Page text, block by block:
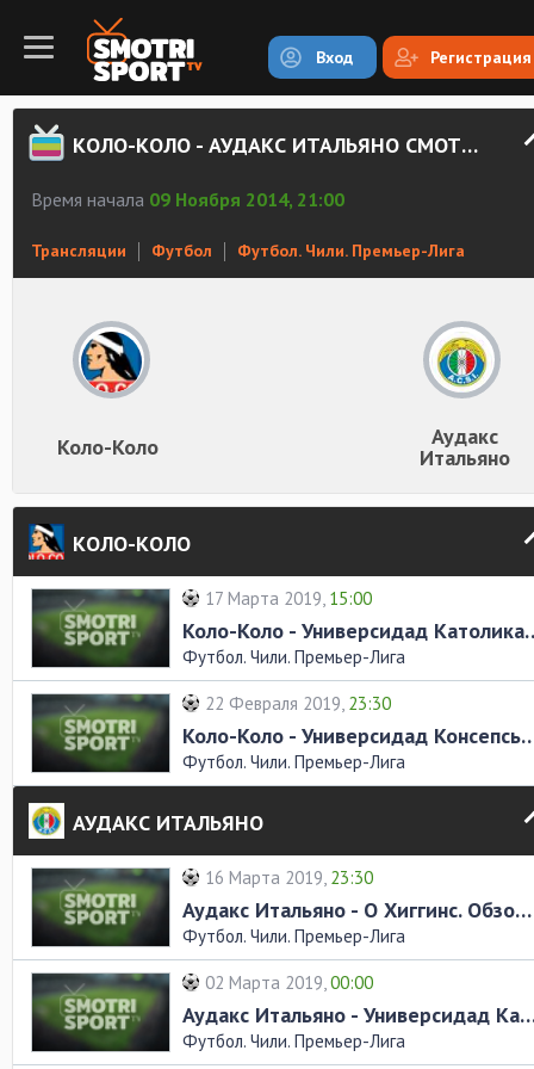
Вход Регистрация
КОЛО-КОЛО - АУДАКС ИТАЛЬЯНО СМОТРЕТЬ ОНЛАЙН
Время начала 09 Ноября 2014, 21:00
Трансляции Футбол Футбол. Чили. Премьер-Лига
Коло-Коло Аудакс
Итальяно
КОЛО-КОЛО
17 Марта 2019, 15:00
Коло-Коло -
Футбол. Чили. Премьер-Лига
22 Февраля 2019, 23:30
Коло-Коло -
Футбол. Чили. Премьер-Лига
АУДАКС ИТАЛЬЯНО
16 Марта 2019, 23:30
Аудакс Итальяно - О Хиггинс. Обзор матча
Футбол. Чили. Премьер-Лига
02 Марта 2019,00:00
Аудакс Итальяно -
Футбол. Чили. Премьер-Лига